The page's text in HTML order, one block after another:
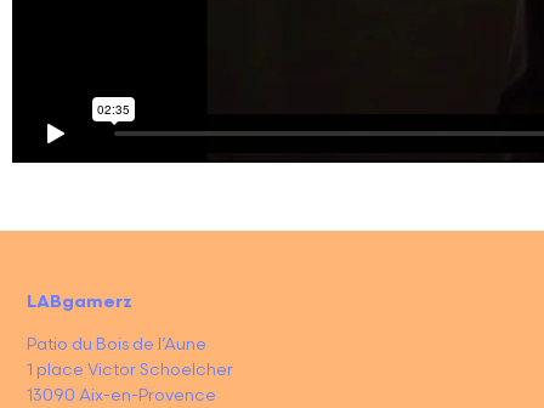
LABgamerz
Patio du Bois de l’Aune
1 place Victor Schoelcher
13090 Aix-en-Provence